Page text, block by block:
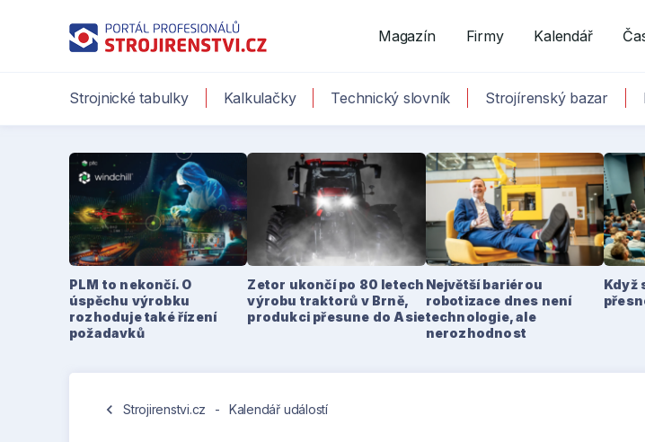
Magazín Firmy Kalendář
Strojnické tabulky Kalkulačky Technický slovník Strojírenský bazar
PLM to nekončí. O
úspěchu výrobku
rozhoduje také řízení
požadavků
Zetor ukončí po 80 letech
výrobu traktorů v Brně,
produkci přesune do Asie
Největší bariérou
robotizace dnes není
technologie, ale
nerozhodnost
Když
chevron_left Strojirenstvi.cz - Kalendář událostí